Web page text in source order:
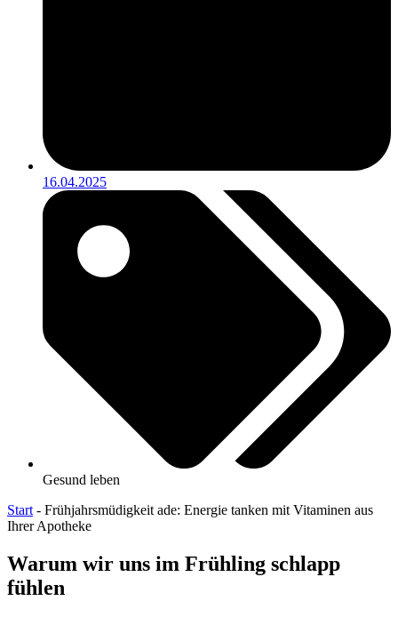
16.04.2025
Gesund leben
Start- Frühjahrsmüdigkeit ade: Energie tanken mit Vitaminen aus
Ihrer Apotheke
Warum wir uns im Frühling schlapp
fühlen